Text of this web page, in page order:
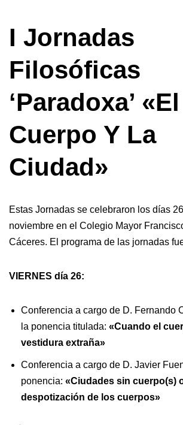
I Jornadas
Filosóficas
‘Paradoxa’ «El
Cuerpo Y La
Ciudad»
Estas Jornadas se celebraron los días
noviembre en el Colegio Mayor
Cáceres. El programa de las jornadas
VIERNES día 26:
Conferencia a cargo de D. Fernando
la ponencia titulada: «Cuando el
vestidura extraña»
Conferencia a cargo de D. Javier
ponencia: «Ciudades sin cuerpo(s)
despotización de los cuerpos»